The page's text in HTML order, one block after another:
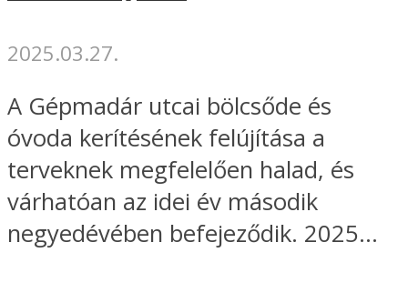
2025.03.27.
A Gépmadár utcai bölcsőde és
óvoda kerítésének felújítása a
terveknek megfelelően halad, és
várhatóan az idei év második
negyedévében befejeződik. 2025...